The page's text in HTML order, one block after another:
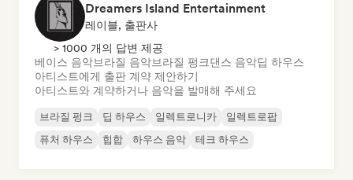
Dreamers Island Entertainment
레이블, 출판사
> 1000 개의 답변 제공
베이스 음악브라질 음악브라질 펑크댄스 음악딥 하우스
아티스트에게 출판 계약 제안하기
아티스트와 계약하거나 음악을 발매해 주세요
브라질 펑크 딥 하우스 일렉트로니카
일렉트로팝
퓨처 하우스
힙합 하우스 음악 테크 하우스